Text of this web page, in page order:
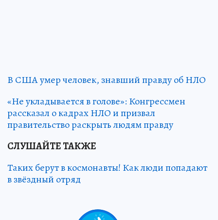
В США умер человек, знавший правду об НЛО
«Не укладывается в голове»: Конгрессмен
рассказал о кадрах НЛО и призвал
правительство раскрыть людям правду
СЛУШАЙТЕ ТАКЖЕ
Таких берут в космонавты! Как люди попадают
в звёздный отряд